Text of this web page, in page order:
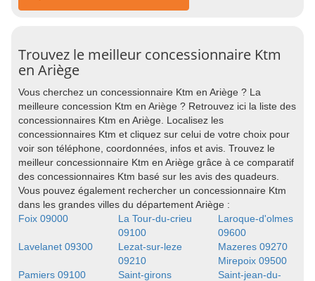
Trouvez le meilleur concessionnaire Ktm
en Ariège
Vous cherchez un concessionnaire Ktm en Ariège ? La
meilleure concession Ktm en Ariège ? Retrouvez ici la liste des
concessionnaires Ktm en Ariège. Localisez les
concessionnaires Ktm et cliquez sur celui de votre choix pour
voir son téléphone, coordonnées, infos et avis. Trouvez le
meilleur concessionnaire Ktm en Ariège grâce à ce comparatif
des concessionnaires Ktm basé sur les avis des quadeurs.
Vous pouvez également rechercher un concessionnaire Ktm
dans les grandes villes du département Ariège :
Foix 09000
La Tour-du-crieu
09100
Laroque-d'olmes
09600
Lavelanet 09300
Lezat-sur-leze
09210
Mazeres 09270
Mirepoix 09500
Pamiers 09100
Saint-girons
Saint-jean-du-